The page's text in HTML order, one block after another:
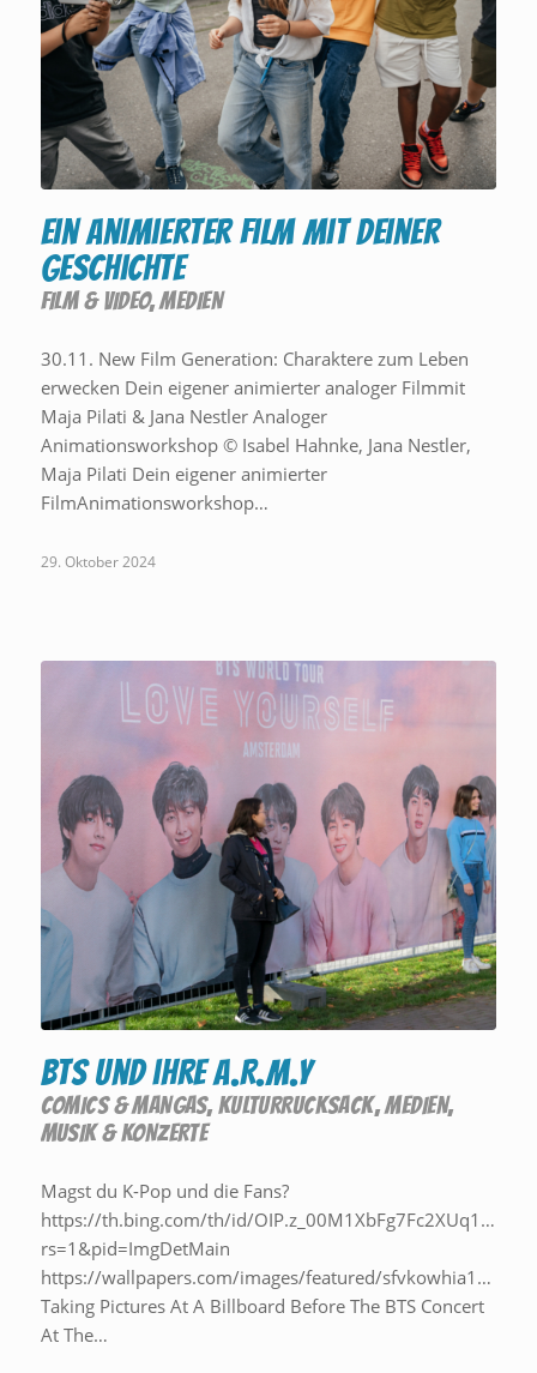
Ein animierter Film mit deiner
Geschichte
FILM & VIDEO,MEDIEN
30.11. New Film Generation: Charaktere zum Leben
erwecken Dein eigener animierter analoger Filmmit
Maja Pilati & Jana Nestler Analoger
Animationsworkshop © Isabel Hahnke, Jana Nestler,
Maja Pilati Dein eigener animierter
FilmAnimationsworkshop…
29. Oktober 2024
BTS und ihre A.R.M.Y
COMICS & MANGAS, KULTURRUCKSACK,MEDIEN,
MUSIK & KONZERTE
Magst du K-Pop und die Fans?
https://th.bing.com/th/id/
rs=1&pid=ImgDetMain
https://wallpapers.com/images/featured/
Taking Pictures At A Billboard Before The BTS Concert
At The…